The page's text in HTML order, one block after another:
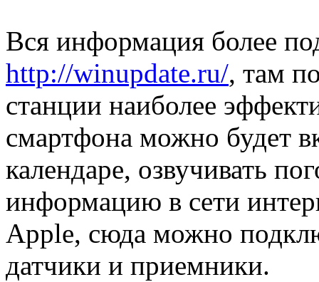
Вся информация более
http://winupdate.ru/, там
станции наиболее
смартфона можно будет
календаре, озвучивать
информацию в сети
Apple, сюда можно
датчики и приемники.